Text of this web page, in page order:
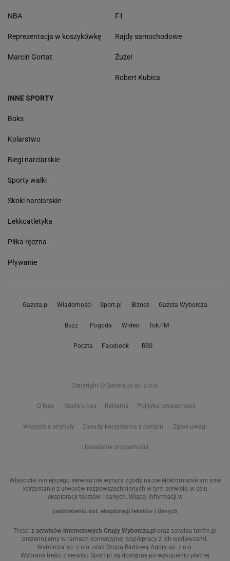
NBA
Reprezentacja w koszykówkę
Marcin Gortat
F1
Rajdy samochodowe
Żużel
Robert Kubica
INNE SPORTY
Boks
Kolarstwo
Biegi narciarskie
Sporty walki
Skoki narciarskie
Lekkoatletyka
Piłka ręczna
Pływanie
Gazeta.pl Wiadomości Sport.pl Biznes Gazeta Wyborcza
Buzz Pogoda Wideo Tok.FM
Poczta Facebook RSS
Copyright © Gazeta.pl sp. z o.o.
O Nas Staże u nas Reklama Polityka prywatności
Wszystkie artykuły Zasady korzystania z portalu Zgłoś uwagi
Ustawienia prywatności
Właściciel niniejszego serwisu nie wyraża zgody na zwielokrotnianie ani inne
korzystanie z utworów rozpowszechnionych w tym serwisie, w celu
eksploracji tekstów i danych. Więcej informacji w
zastrzeżeniu dot. eksploracji tekstów i danych
Treści z serwisów internetowych Grupy Wyborcza.pl oraz serwisu tokfm.pl
prezentujemy w ramach komercyjnej współpracy z ich wydawcami:
Wyborcza sp. z o.o. oraz Grupą Radiową Agory sp. z o.o.
Wybrane treści z serwisu Sport.pl są dostępne po wykupieniu płatnej